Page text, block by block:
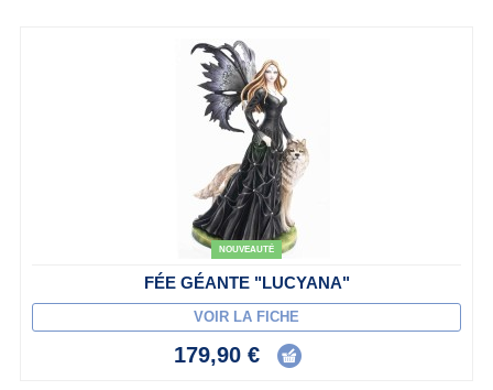
NOUVEAUTÉ
FÉE GÉANTE "LUCYANA"
VOIR LA FICHE
179,90 €